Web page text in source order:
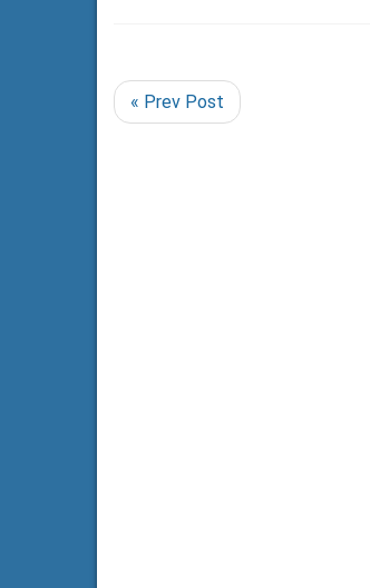
« Prev Post